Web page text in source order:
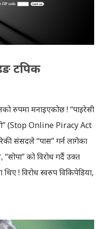
हकमा भने, अहिले बन्ने
मनपर...
टपिक
रुपमा मनाइएकोछ ! “पाइरेसी
(Stop Online Piracy Act
संसदले “पास” गर्न लागेका
को विरोध गर्दै उक्त
! विरोध स्वरुप विकिपेडिया,
गितसंगित, चलचित्र लगायतका